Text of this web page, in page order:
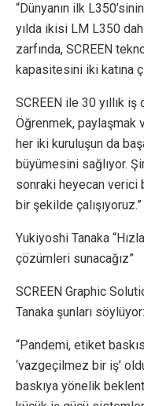
“Dünyanın ilk
yılda ikisi LM L350
zarfında, SCREEN
kapasitesini iki katına
SCREEN ile 30 yıllık iş
Öğrenmek, paylaşmak
her iki kuruluşun da
büyümesini sağlıyor.
sonraki heyecan verici
bir şekilde çalışıyoruz.”
Yukiyoshi Tanaka
çözümleri sunacağız”
SCREEN Graphic
Tanaka şunları söylüyor:
“Pandemi, etiket
‘vazgeçilmez bir iş’
baskıya yönelik